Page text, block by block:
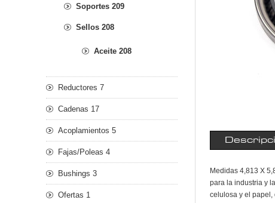
Medidas 4,813 X
para la industria y
celulosa y el papel,
Soportes 209
Sellos 208
Aceite 208
Reductores 7
Cadenas 17
Acoplamientos 5
Fajas/Poleas 4
Bushings 3
Ofertas 1